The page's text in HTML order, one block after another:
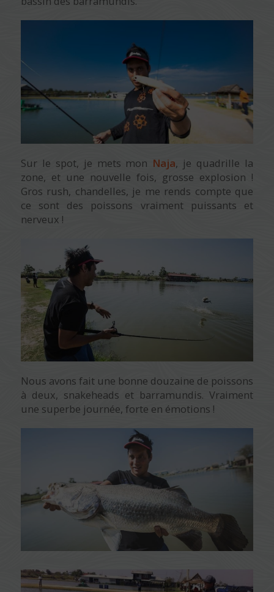
Sur le spot, je mets mon Naja, je quadrille la
zone, et une nouvelle fois, grosse explosion !
Gros rush, chandelles, je me rends compte que
ce sont des poissons vraiment puissants et
nerveux !
Nous avons fait une bonne douzaine de poissons
à deux, snakeheads et barramundis. Vraiment
une superbe journée, forte en émotions !